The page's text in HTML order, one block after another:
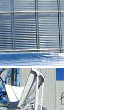
AGRANDIR